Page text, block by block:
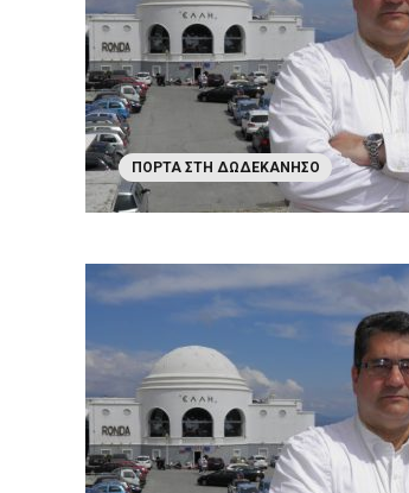
ΠΌΡΤΑ ΣΤΗ ΔΩΔΕΚΆΝΗΣΟ